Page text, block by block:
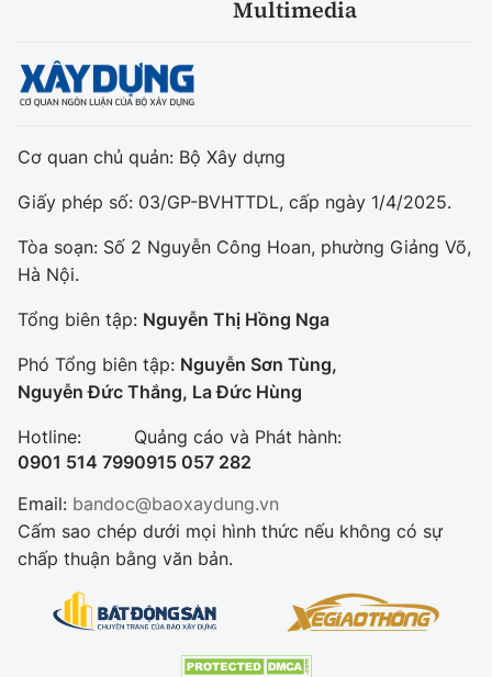
Multimedia
Cơ quan chủ quản: Bộ Xây dựng
Giấy phép số: 03/GP-BVHTTDL, cấp ngày 1/4/2025.
Tòa soạn: Số 2 Nguyễn Công Hoan, phường Giảng Võ,
Hà Nội.
Tổng biên tập: Nguyễn Thị Hồng Nga
Phó Tổng biên tập: Nguyễn Sơn Tùng,
Nguyễn Đức Thắng, La Đức Hùng
Hotline:
0901 514 799
Quảng cáo và Phát hành:
0915 057 282
Email: bandoc@baoxaydung.vn
Cấm sao chép dưới mọi hình thức nếu không có sự
chấp thuận bằng văn bản.